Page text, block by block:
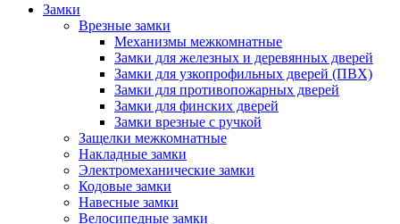
Замки
Врезные замки
Механизмы межкомнатные
Замки для железных и деревянных дверей
Замки для узкопрофильных дверей (ПВХ)
Замки для противопожарных дверей
Замки для финских дверей
Замки врезные с ручкой
Защелки межкомнатные
Накладные замки
Электромеханические замки
Кодовые замки
Навесные замки
Велосипедные замки